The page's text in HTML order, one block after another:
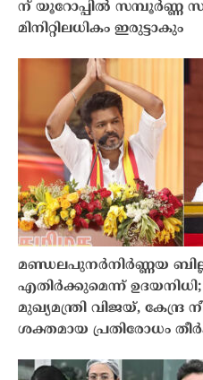
ന് യൂറോപ്പിൽ സമ്പൂർണ്ണ
മിനിറ്റിലധികം ഇരുട്ടാകും
മണ്ഡലപുനർനിർണ്ണയ
എതിർക്കുമെന്ന്
മുഖ്യമന്ത്രി വിജയ്, കേന്ദ്ര
ശക്തമായ പ്രതിരോധം